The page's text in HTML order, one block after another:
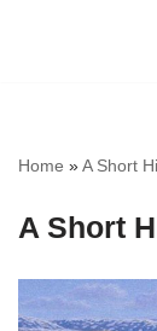
Home »A Short
A Short